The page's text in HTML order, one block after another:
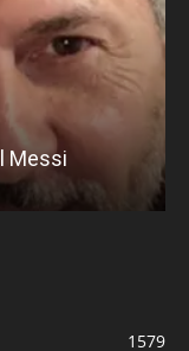
Messi
1579